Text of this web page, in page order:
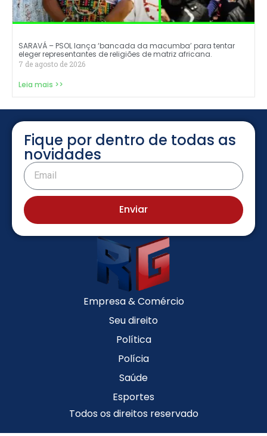
SARAVÁ – PSOL lança ‘bancada da macumba’ para tentar
eleger representantes de religiões de matriz africana.
7 de agosto de 2026
Leia mais >>
Fique por dentro de todas as
novidades
Enviar
Empresa & Comércio
Seu direito
Política
Polícia
Saúde
Esportes
Todos os direitos reservado